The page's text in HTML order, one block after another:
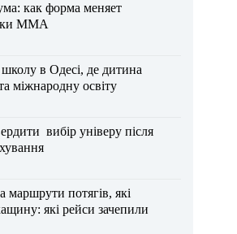
как форма меняет
ММА
в Одесі, де дитина
міжнародну освіту
вибір універу після
маршрути потягів, які
які рейси зачепили